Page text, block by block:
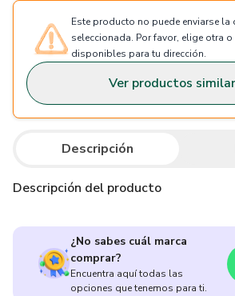
Este producto no puede enviarse la
seleccionada. Por favor, elige otra
disponibles para tu dirección.
Ver productos
Descripción
Descripción del producto
¿No sabes cuál marca
comprar?
Encuentra aquí todas las
opciones que tenemos para ti.